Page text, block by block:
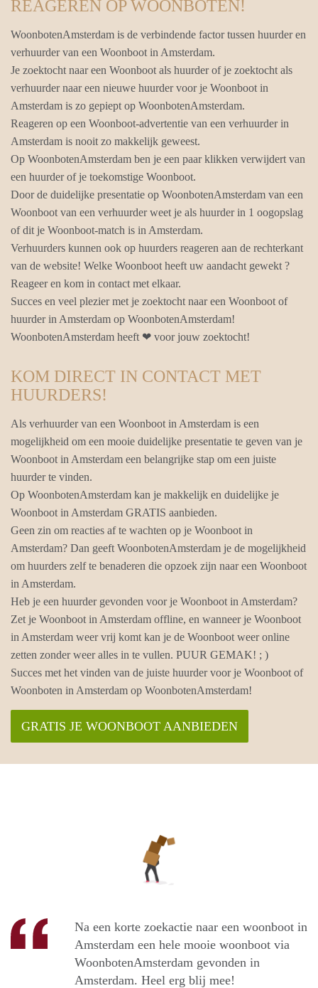
REAGEREN OP WOONBOTEN!
WoonbotenAmsterdam is de verbindende factor tussen huurder en
verhuurder van een Woonboot in Amsterdam.
Je zoektocht naar een Woonboot als huurder of je zoektocht als
verhuurder naar een nieuwe huurder voor je Woonboot in
Amsterdam is zo gepiept op WoonbotenAmsterdam.
Reageren op een Woonboot-advertentie van een verhuurder in
Amsterdam is nooit zo makkelijk geweest.
Op WoonbotenAmsterdam ben je een paar klikken verwijdert van
een huurder of je toekomstige Woonboot.
Door de duidelijke presentatie op WoonbotenAmsterdam van een
Woonboot van een verhuurder weet je als huurder in 1 oogopslag
of dit je Woonboot-match is in Amsterdam.
Verhuurders kunnen ook op huurders reageren aan de rechterkant
van de website! Welke Woonboot heeft uw aandacht gewekt ?
Reageer en kom in contact met elkaar.
Succes en veel plezier met je zoektocht naar een Woonboot of
huurder in Amsterdam op WoonbotenAmsterdam!
WoonbotenAmsterdam heeft ❤ voor jouw zoektocht!
KOM DIRECT IN CONTACT MET
HUURDERS!
Als verhuurder van een Woonboot in Amsterdam is een
mogelijkheid om een mooie duidelijke presentatie te geven van je
Woonboot in Amsterdam een belangrijke stap om een juiste
huurder te vinden.
Op WoonbotenAmsterdam kan je makkelijk en duidelijke je
Woonboot in Amsterdam GRATIS aanbieden.
Geen zin om reacties af te wachten op je Woonboot in
Amsterdam? Dan geeft WoonbotenAmsterdam je de mogelijkheid
om huurders zelf te benaderen die opzoek zijn naar een Woonboot
in Amsterdam.
Heb je een huurder gevonden voor je Woonboot in Amsterdam?
Zet je Woonboot in Amsterdam offline, en wanneer je Woonboot
in Amsterdam weer vrij komt kan je de Woonboot weer online
zetten zonder weer alles in te vullen. PUUR GEMAK! ; )
Succes met het vinden van de juiste huurder voor je Woonboot of
Woonboten in Amsterdam op WoonbotenAmsterdam!
GRATIS JE WOONBOOT AANBIEDEN
Na een korte zoekactie naar een woonboot in
Amsterdam een hele mooie woonboot via
WoonbotenAmsterdam gevonden in
Amsterdam. Heel erg blij mee!